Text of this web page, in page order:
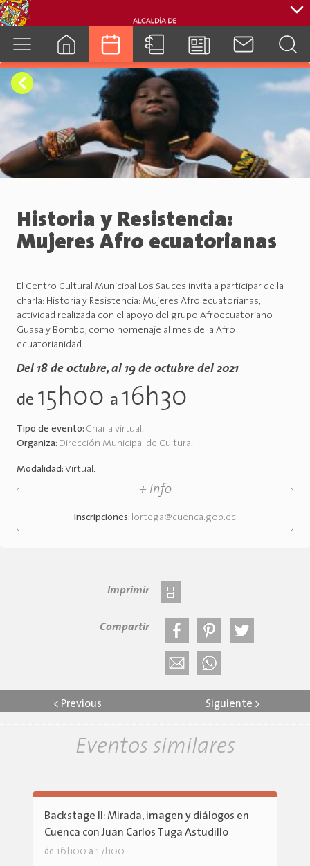
cuenca.gob.ec
Historia y Resistencia:
Mujeres Afro ecuatorianas
El Centro Cultural Municipal Los Sauces invita a participar de la
charla: Historia y Resistencia: Mujeres Afro ecuatorianas,
actividad realizada con el apoyo del grupo Afroecuatoriano
Guasa y Bombo, como homenaje al mes de la Afro
ecuatorianidad.
Del 18 de octubre, al 19 de octubre del 2021
de 15h00 a 16h30
Tipo de evento: Charla virtual.
Organiza: Dirección Municipal de Cultura.
Modalidad: Virtual.
+ info
Inscripciones: lortega@cuenca.gob.ec
Imprimir
Compartir
< Previous Siguiente >
Eventos similares
Backstage II: Mirada, imagen y diálogos en
Cuenca con Juan Carlos Tuga Astudillo
de 16h00 a 17h00